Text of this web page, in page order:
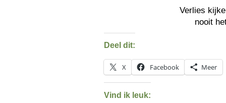
Verlies
nooit
Deel dit:
X Facebook Meer
Vind ik leuk: